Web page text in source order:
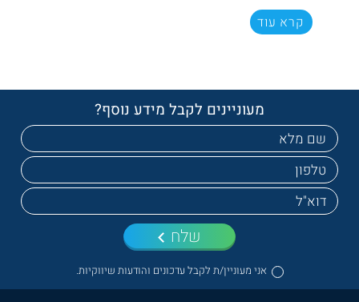
קרא עוד
מעוניינים לקבל מידע נוסף?
אני מעוניין/ת לקבל עדכונים והודעות שיווקיות.
שלח